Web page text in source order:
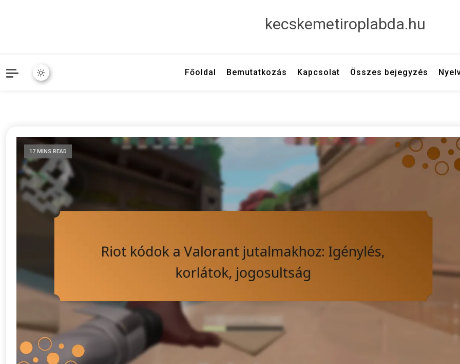
kecskemetiroplabda.hu
Főoldal Bemutatkozás Kapcsolat Összes bejegyzés
17 MINS READ